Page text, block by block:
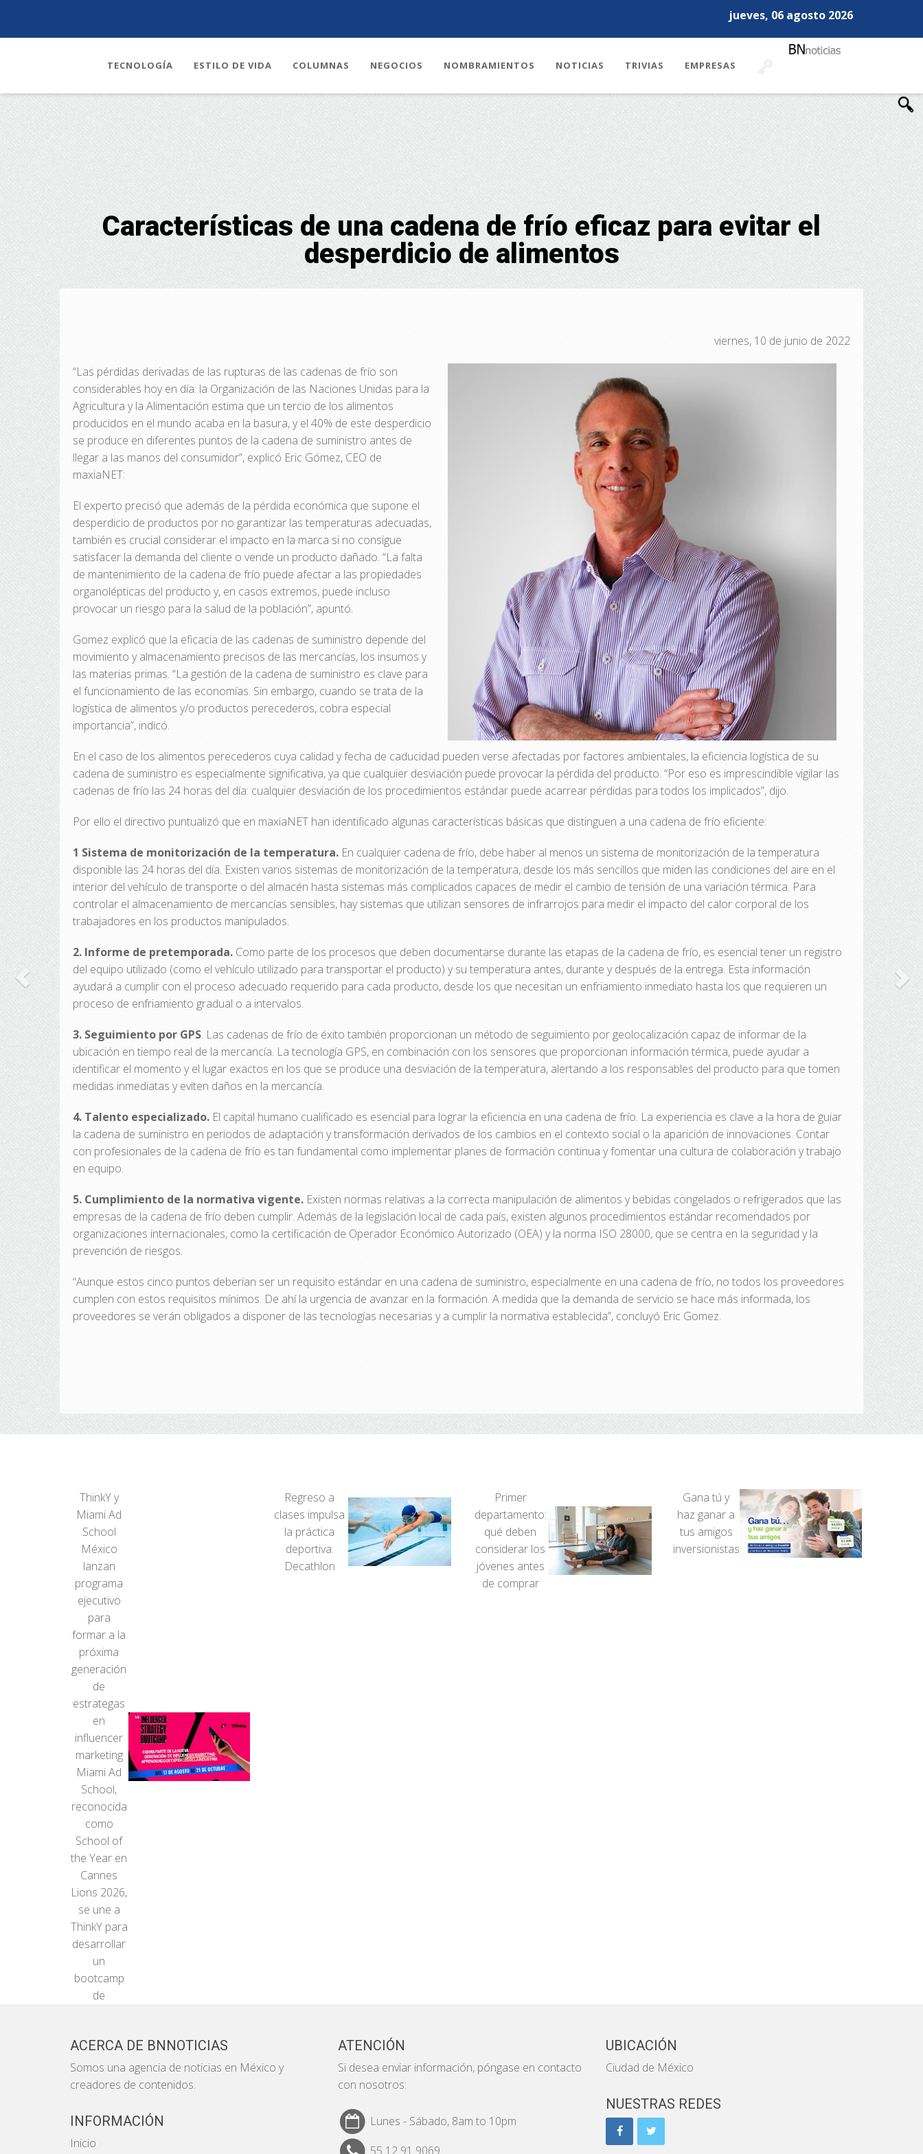
jueves, 06 agosto 2026
TECNOLOGÍA ESTILO DE VIDA COLUMNAS NEGOCIOS NOMBRAMIENTOS NOTICIAS TRIVIAS EMPRESAS
Características de una cadena de frío eficaz para evitar el
desperdicio de alimentos
viernes, 10 de junio de 2022
“Las pérdidas derivadas de las rupturas de las cadenas de frío son
considerables hoy en día: la Organización de las Naciones Unidas para la
Agricultura y la Alimentación estima que un tercio de los alimentos
producidos en el mundo acaba en la basura, y el 40% de este desperdicio
se produce en diferentes puntos de la cadena de suministro antes de
llegar a las manos del consumidor”, explicó Eric Gómez, CEO de
maxiaNET:
El experto precisó que además de la pérdida económica que supone el
desperdicio de productos por no garantizar las temperaturas adecuadas,
también es crucial considerar el impacto en la marca si no consigue
satisfacer la demanda del cliente o vende un producto dañado. “La falta
de mantenimiento de la cadena de frío puede afectar a las propiedades
organolépticas del producto y, en casos extremos, puede incluso
provocar un riesgo para la salud de la población”, apuntó.
Gomez explicó que la eficacia de las cadenas de suministro depende del
movimiento y almacenamiento precisos de las mercancías, los insumos y
las materias primas. “La gestión de la cadena de suministro es clave para
el funcionamiento de las economías. Sin embargo, cuando se trata de la
logística de alimentos y/o productos perecederos, cobra especial
importancia”, indicó.
En el caso de los alimentos perecederos cuya calidad y fecha de caducidad pueden verse afectadas por factores ambientales, la eficiencia logística de su
cadena de suministro es especialmente significativa, ya que cualquier desviación puede provocar la pérdida del producto. “Por eso es imprescindible vigilar las
cadenas de frío las 24 horas del día: cualquier desviación de los procedimientos estándar puede acarrear pérdidas para todos los implicados”, dijo.
Por ello el directivo puntualizó que en maxiaNET han identificado algunas características básicas que distinguen a una cadena de frío eficiente:
1 Sistema de monitorización de la temperatura. En cualquier cadena de frío, debe haber al menos un sistema de monitorización de la temperatura
disponible las 24 horas del día. Existen varios sistemas de monitorización de la temperatura, desde los más sencillos que miden las condiciones del aire en el
interior del vehículo de transporte o del almacén hasta sistemas más complicados capaces de medir el cambio de tensión de una variación térmica. Para
controlar el almacenamiento de mercancías sensibles, hay sistemas que utilizan sensores de infrarrojos para medir el impacto del calor corporal de los
trabajadores en los productos manipulados.
2. Informe de pretemporada. Como parte de los procesos que deben documentarse durante las etapas de la cadena de frío, es esencial tener un registro
del equipo utilizado (como el vehículo utilizado para transportar el producto) y su temperatura antes, durante y después de la entrega. Esta información
ayudará a cumplir con el proceso adecuado requerido para cada producto, desde los que necesitan un enfriamiento inmediato hasta los que requieren un
proceso de enfriamiento gradual o a intervalos.
3. Seguimiento por GPS. Las cadenas de frío de éxito también proporcionan un método de seguimiento por geolocalización capaz de informar de la
ubicación en tiempo real de la mercancía. La tecnología GPS, en combinación con los sensores que proporcionan información térmica, puede ayudar a
identificar el momento y el lugar exactos en los que se produce una desviación de la temperatura, alertando a los responsables del producto para que tomen
medidas inmediatas y eviten daños en la mercancía.
4. Talento especializado. El capital humano cualificado es esencial para lograr la eficiencia en una cadena de frío. La experiencia es clave a la hora de guiar
la cadena de suministro en periodos de adaptación y transformación derivados de los cambios en el contexto social o la aparición de innovaciones. Contar
con profesionales de la cadena de frío es tan fundamental como implementar planes de formación continua y fomentar una cultura de colaboración y trabajo
en equipo.
5. Cumplimiento de la normativa vigente. Existen normas relativas a la correcta manipulación de alimentos y bebidas congelados o refrigerados que las
empresas de la cadena de frío deben cumplir. Además de la legislación local de cada país, existen algunos procedimientos estándar recomendados por
organizaciones internacionales, como la certificación de Operador Económico Autorizado (OEA) y la norma ISO 28000, que se centra en la seguridad y la
prevención de riesgos.
“Aunque estos cinco puntos deberían ser un requisito estándar en una cadena de suministro, especialmente en una cadena de frío, no todos los proveedores
cumplen con estos requisitos mínimos. De ahí la urgencia de avanzar en la formación. A medida que la demanda de servicio se hace más informada, los
proveedores se verán obligados a disponer de las tecnologías necesarias y a cumplir la normativa establecida”, concluyó Eric Gomez.
ThinkY y
Miami Ad
School
México
lanzan
programa
ejecutivo
para
formar a la
próxima
generación
de
estrategas
en
influencer
marketing
Miami Ad
School,
reconocida
como
School of
the Year en
Cannes
Lions 2026,
se une a
ThinkY para
desarrollar
un
bootcamp
de
Regreso a
clases impulsa
la práctica
deportiva:
Decathlon
Primer
departamento:
qué deben
considerar los
jóvenes antes
de comprar
Gana tú y
haz ganar a
tus amigos
inversionistas
ACERCA DE BNNOTICIAS
Somos una agencia de noticias en México y
creadores de contenidos.
INFORMACIÓN
Inicio
ATENCIÓN
Si desea enviar información, póngase en contacto
con nosotros:
Lunes - Sábado, 8am to 10pm
55 12 91 9069
UBICACIÓN
Ciudad de México
NUESTRAS REDES